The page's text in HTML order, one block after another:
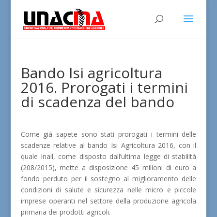
Bando Isi agricoltura
2016. Prorogati i termini
di scadenza del bando
Come già sapete sono stati prorogati i termini delle
scadenze relative al bando Isi Agricoltura 2016, con il
quale Inail, come disposto dall’ultima legge di stabilità
(208/2015), mette a disposizione 45 milioni di euro a
fondo perduto per il sostegno al miglioramento delle
condizioni di salute e sicurezza nelle micro e piccole
imprese operanti nel settore della produzione agricola
primaria dei prodotti agricoli.